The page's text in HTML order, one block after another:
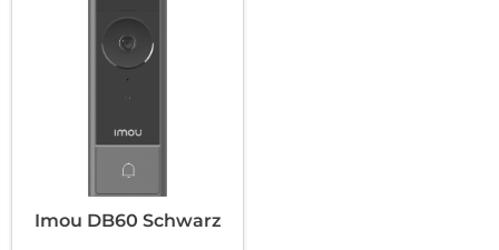
Imou DB60 Schwarz